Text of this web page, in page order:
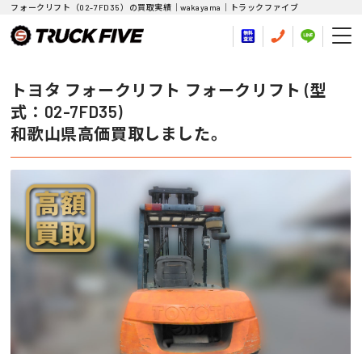
フォークリフト（02-7FD35）の買取実績｜wakayama｜トラックファイブ
トヨタ フォークリフト フォークリフト (型
式：02-7FD35)
和歌山県高価買取しました。